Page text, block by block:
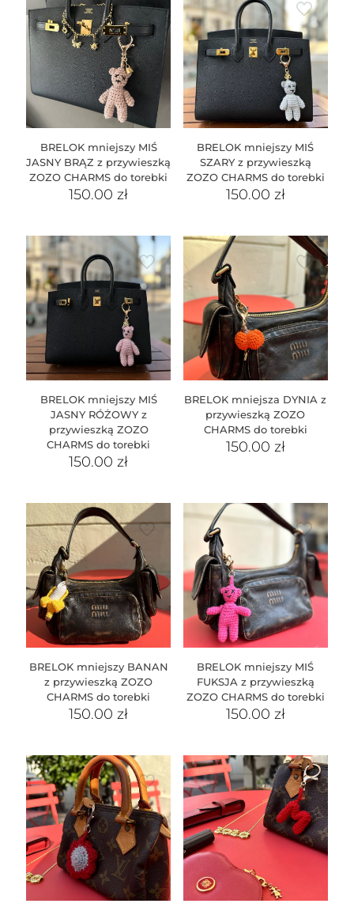
BRELOK mniejszy MIŚ
JASNY BRĄZ z przywieszką
ZOZO CHARMS do torebki
150.00zł
BRELOK mniejszy MIŚ
SZARY z przywieszką
ZOZO CHARMS do torebki
150.00 zł
BRELOK mniejszy MIŚ
JASNY RÓŻOWY z
przywieszką ZOZO
CHARMS do torebki
150.00zł
BRELOK mniejsza DYNIA z
przywieszką ZOZO
CHARMS do torebki
150.00 zł
BRELOK mniejszy BANAN
z przywieszką ZOZO
CHARMS do torebki
150.00zł
BRELOK mniejszy MIŚ
FUKSJA z przywieszką
ZOZO CHARMS do torebki
150.00 zł